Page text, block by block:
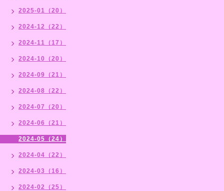
2025-01（20）
2024-12（22）
2024-11（17）
2024-10（20）
2024-09（21）
2024-08（22）
2024-07（20）
2024-06（21）
2024-05（24）
2024-04（22）
2024-03（16）
2024-02（25）